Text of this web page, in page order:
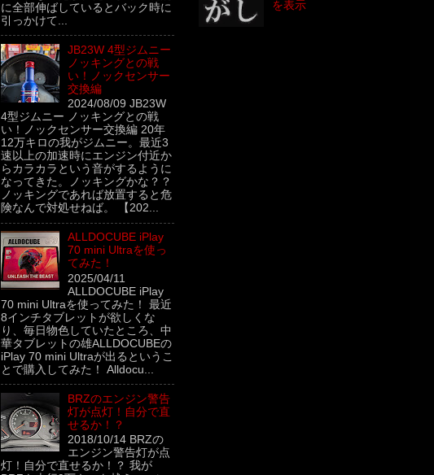
に全部伸ばしているとバック時に
引っかけて...
JB23W 4型ジムニー
ノッキングとの戦
い！ノックセンサー
交換編
2024/08/09 JB23W
4型ジムニー ノッキングとの戦
い！ノックセンサー交換編 20年
12万キロの我がジムニー。最近3
速以上の加速時にエンジン付近か
らカラカラという音がするように
なってきた。ノッキングかな？？
ノッキングであれば放置すると危
険なんで対処せねば。 【202...
ALLDOCUBE iPlay
70 mini Ultraを使っ
てみた！
2025/04/11
ALLDOCUBE iPlay
70 mini Ultraを使ってみた！ 最近
8インチタブレットが欲しくな
り、毎日物色していたところ、中
華タブレットの雄ALLDOCUBEの
iPlay 70 mini Ultraが出るというこ
とで購入してみた！ Alldocu...
BRZのエンジン警告
灯が点灯！自分で直
せるか！？
2018/10/14 BRZの
エンジン警告灯が点
灯！自分で直せるか！？ 我が
を表示